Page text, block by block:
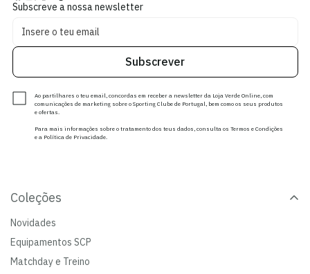
Subscreve a nossa newsletter
Subscrever
Ao partilhares o teu email, concordas em receber a newsletter da Loja Verde Online, com
comunicações de marketing sobre o Sporting Clube de Portugal, bem como os seus produtos
e ofertas.
Para mais informações sobre o tratamento dos teus dados, consulta os Termos e Condições
e a Política de Privacidade.
Coleções
Novidades
Equipamentos SCP
Matchday e Treino